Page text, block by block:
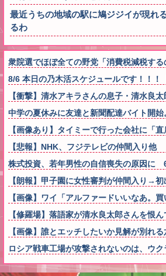
最近うちの地域の駅に鳩ジジイが現れ
るわ
衆院選でほぼ全ての野党「消費税減税す
8/6 本日の乃木活スケジュールです！！！
【衝撃】清水アキラさんの息子・清水良
中学の夏休みに友達と新聞配達バイト開
【画像あり】タイミーで行った会社に「
【悲報】NHK、フジテレビの仲間入り他
株式投資、若年男性の自信喪失の原因に
【朗報】甲子園に女性審判が仲間入り→
【画像】ワイ「アルファードいいなあ。
【修羅場】落語家が清水良太郎さんを恨
【画像】誰とエッチしたいか見解が別れ
ロシア戦車工場が攻撃されないのは、ウ